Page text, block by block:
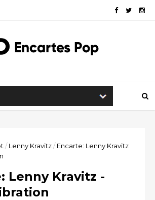
/ Lenny Kravitz/ Encarte: Lenny Kravitz
Lenny Kravitz -